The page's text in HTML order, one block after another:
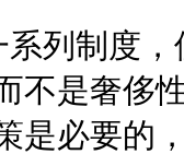
制度，
不是奢侈
是必要的